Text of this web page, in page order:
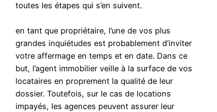
toutes les étapes qui s’en suivent.
en tant que propriétaire, l’une de vos plus
grandes inquiétudes est probablement d’inviter
votre affermage en temps et en date. Dans ce
but, l’agent immobilier veille à la surface de vos
locataires en proprement la qualité de leur
dossier. Toutefois, sur le cas de locations
impayés, les agences peuvent assurer leur